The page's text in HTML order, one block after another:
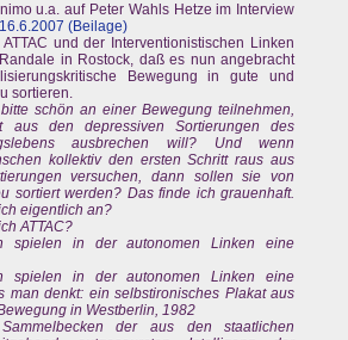
u.a. auf Peter Wahls Hetze im Interview
(Beilage)
und der Interventionistischen Linken
in Rostock, daß es nun angebracht
Bewegung in gute und
sortieren.
schön an einer Bewegung teilnehmen,
aus den depressiven Sortierungen des
ausbrechen will? Und wenn
kollektiv den ersten Schritt raus aus
versuchen, dann sollen sie von
sortiert werden? Das finde ich grauenhaft.
eigentlich an?
ATTAC?
spielen in der autonomen Linken eine
spielen in der autonomen Linken eine
man denkt: ein selbstironisches Plakat aus
in Westberlin, 1982
der aus den staatlichen